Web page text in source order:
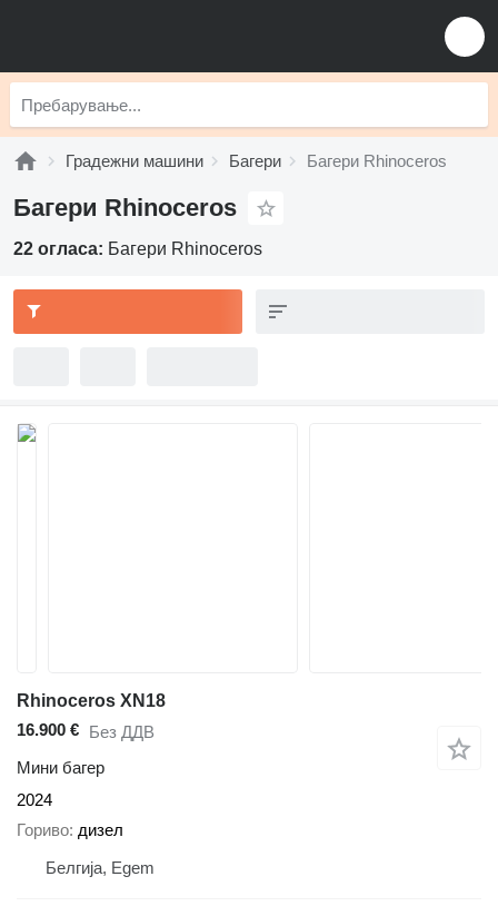
Градежни машини Багери Багери Rhinoceros
Багери Rhinoceros
22 огласа: Багери Rhinoceros
Rhinoceros XN18
16.900 € Без ДДВ
Мини багер
2024
Гориво дизел
Белгија, Egem